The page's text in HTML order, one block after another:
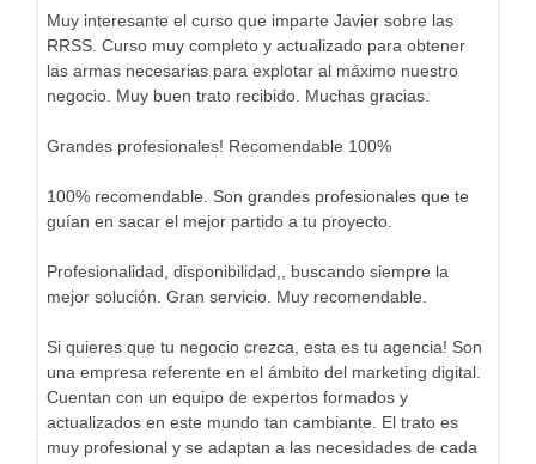
Muy interesante el curso que imparte Javier sobre las
RRSS. Curso muy completo y actualizado para obtener
las armas necesarias para explotar al máximo nuestro
negocio. Muy buen trato recibido. Muchas gracias.
Grandes profesionales! Recomendable 100%
100% recomendable. Son grandes profesionales que te
guían en sacar el mejor partido a tu proyecto.
Profesionalidad, disponibilidad,, buscando siempre la
mejor solución. Gran servicio. Muy recomendable.
Si quieres que tu negocio crezca, esta es tu agencia! Son
una empresa referente en el ámbito del marketing digital.
Cuentan con un equipo de expertos formados y
actualizados en este mundo tan cambiante. El trato es
muy profesional y se adaptan a las necesidades de cada